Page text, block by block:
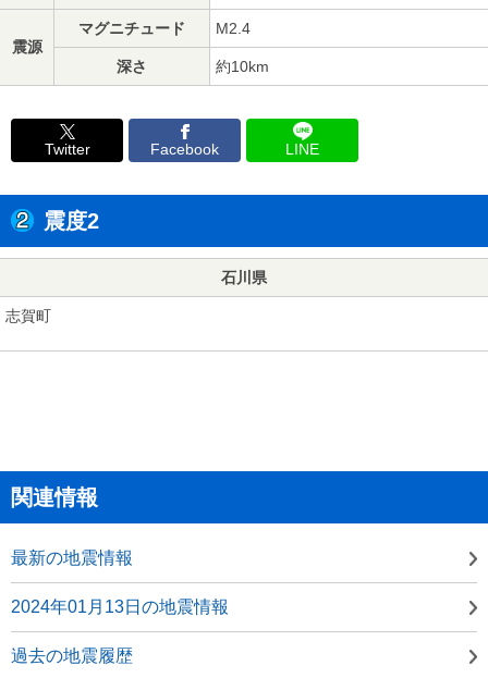
震源
マグニチュード M2.4
深さ 約10km
Twitter Facebook LINE
震度2
石川県
志賀町
関連情報
最新の地震情報
2024年01月13日の地震情報
過去の地震履歴